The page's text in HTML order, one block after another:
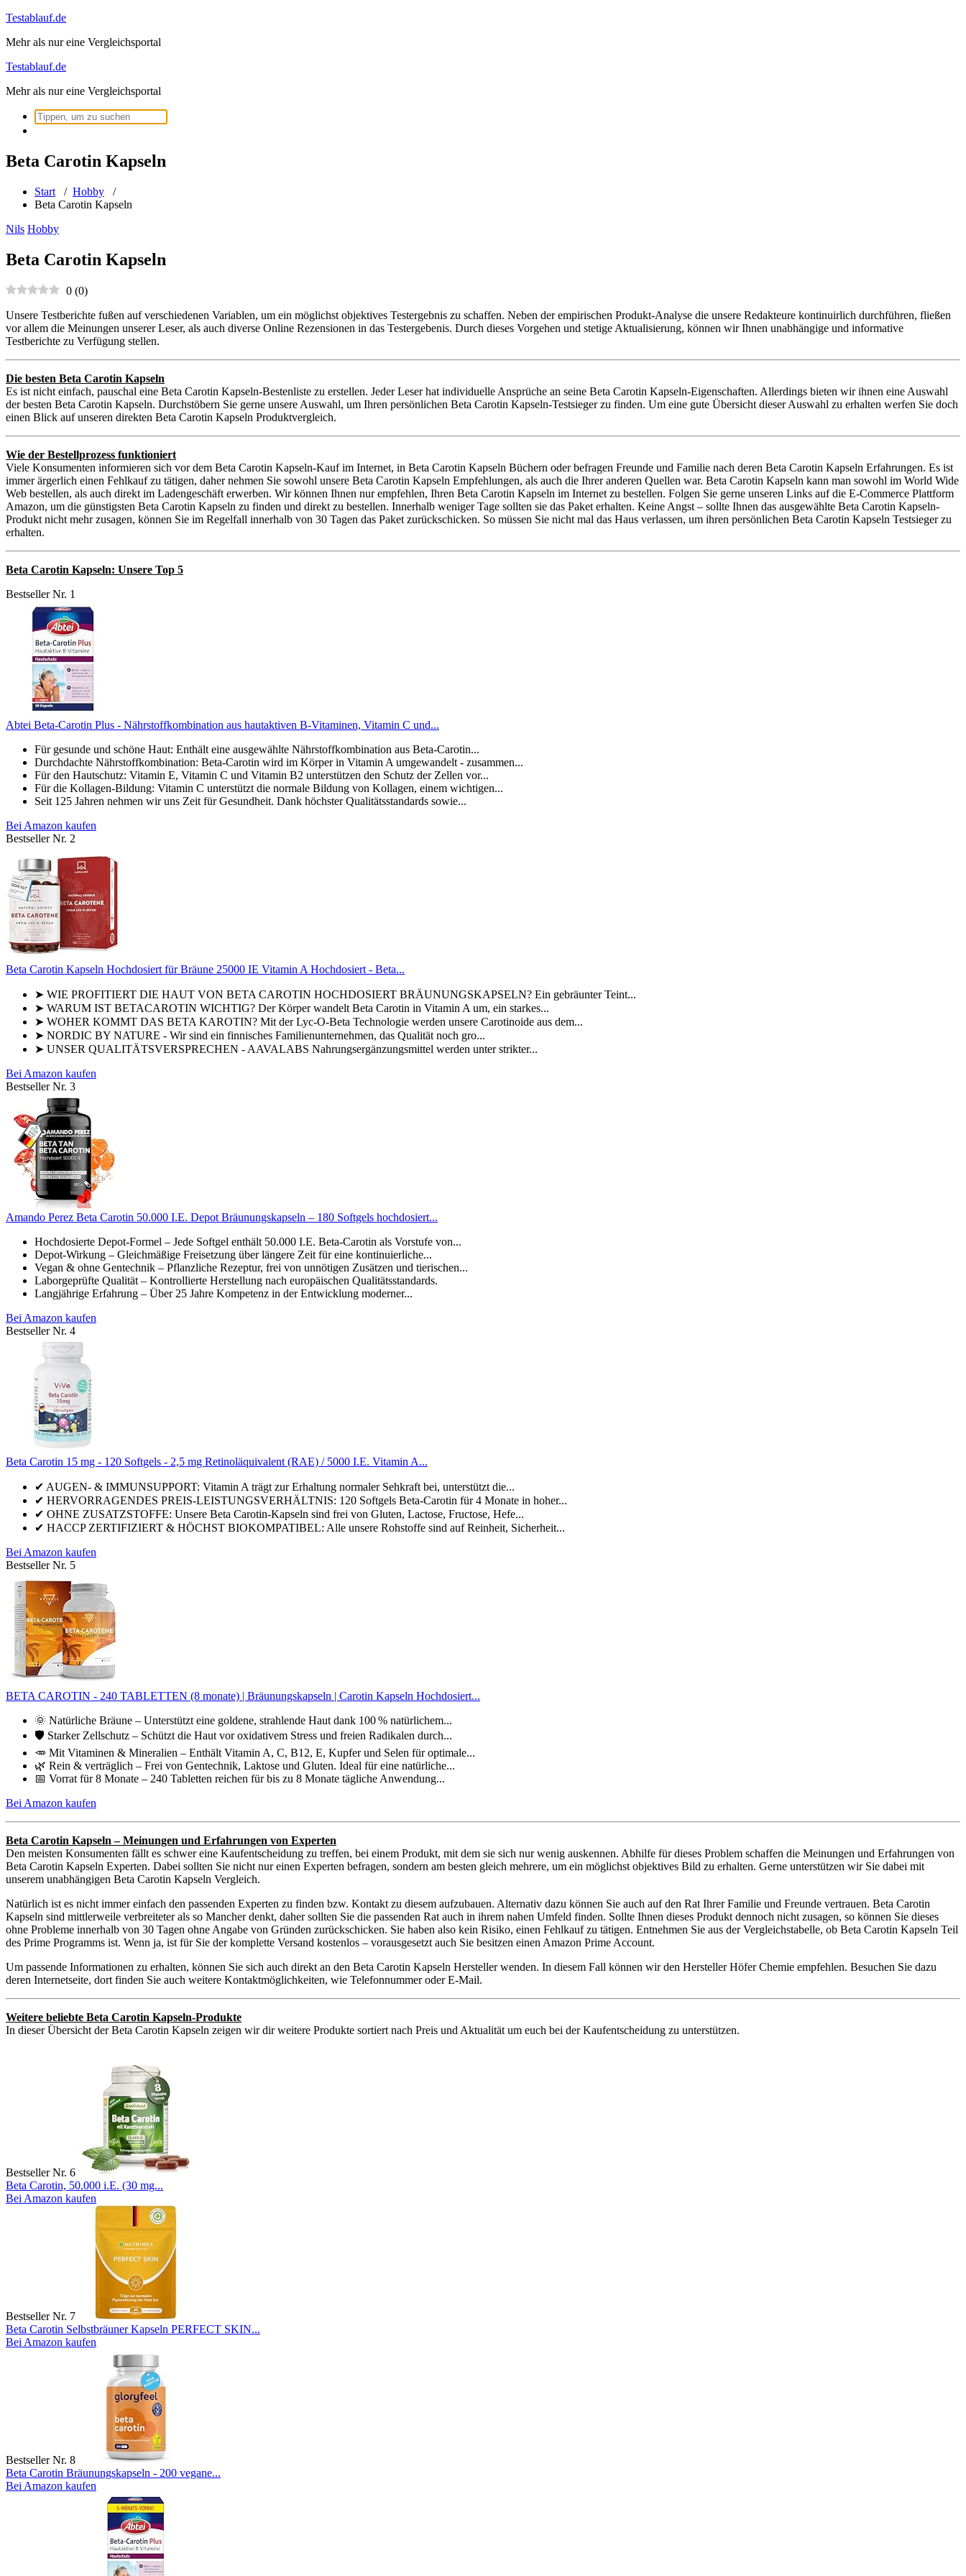
Zum
springen
Testablauf.de
Mehr als nur eine Vergleichsportal
Testablauf.de
Mehr als nur eine Vergleichsportal
Suchen
nach:
Beta Carotin Kapseln
Start / Hobby /
Beta Carotin Kapseln
Nils Hobby
Beta Carotin Kapseln
0 (0)
Unsere Testberichte fußen auf verschiedenen Variablen, um ein möglichst objektives Testergebnis zu schaffen. Neben der empirischen Produkt-Analyse die unsere Redakteure kontinuirlich durchführen, fließen
vor allem die Meinungen unserer Leser, als auch diverse Online Rezensionen in das Testergebenis. Durch dieses Vorgehen und stetige Aktualisierung, können wir Ihnen unabhängige und informative
Testberichte zu Verfügung stellen.
Die besten Beta Carotin Kapseln
Es ist nicht einfach, pauschal eine Beta Carotin Kapseln-Bestenliste zu erstellen. Jeder Leser hat individuelle Ansprüche an seine Beta Carotin Kapseln-Eigenschaften. Allerdings bieten wir ihnen eine Auswahl
der besten Beta Carotin Kapseln. Durchstöbern Sie gerne unsere Auswahl, um Ihren persönlichen Beta Carotin Kapseln-Testsieger zu finden. Um eine gute Übersicht dieser Auswahl zu erhalten werfen Sie doch
einen Blick auf unseren direkten Beta Carotin Kapseln Produktvergleich.
Wie der Bestellprozess funktioniert
Viele Konsumenten informieren sich vor dem Beta Carotin Kapseln-Kauf im Internet, in Beta Carotin Kapseln Büchern oder befragen Freunde und Familie nach deren Beta Carotin Kapseln Erfahrungen. Es ist
immer ärgerlich einen Fehlkauf zu tätigen, daher nehmen Sie sowohl unsere Beta Carotin Kapseln Empfehlungen, als auch die Ihrer anderen Quellen war. Beta Carotin Kapseln kann man sowohl im World Wide
Web bestellen, als auch direkt im Ladengeschäft erwerben. Wir können Ihnen nur empfehlen, Ihren Beta Carotin Kapseln im Internet zu bestellen. Folgen Sie gerne unseren Links auf die E-Commerce Plattform
Amazon, um die günstigsten Beta Carotin Kapseln zu finden und direkt zu bestellen. Innerhalb weniger Tage sollten sie das Paket erhalten. Keine Angst – sollte Ihnen das ausgewählte Beta Carotin Kapseln-
Produkt nicht mehr zusagen, können Sie im Regelfall innerhalb von 30 Tagen das Paket zurückschicken. So müssen Sie nicht mal das Haus verlassen, um ihren persönlichen Beta Carotin Kapseln Testsieger zu
erhalten.
Beta Carotin Kapseln: Unsere Top 5
Bestseller Nr. 1
Abtei Beta-Carotin Plus - Nährstoffkombination aus hautaktiven B-Vitaminen, Vitamin C und...
Für gesunde und schöne Haut: Enthält eine ausgewählte Nährstoffkombination aus Beta-Carotin...
Durchdachte Nährstoffkombination: Beta-Carotin wird im Körper in Vitamin A umgewandelt - zusammen...
Für den Hautschutz: Vitamin E, Vitamin C und Vitamin B2 unterstützen den Schutz der Zellen vor...
Für die Kollagen-Bildung: Vitamin C unterstützt die normale Bildung von Kollagen, einem wichtigen...
Seit 125 Jahren nehmen wir uns Zeit für Gesundheit. Dank höchster Qualitätsstandards sowie...
Bei Amazon kaufen
Bestseller Nr. 2
Beta Carotin Kapseln Hochdosiert für Bräune 25000 IE Vitamin A Hochdosiert - Beta...
➤ WIE PROFITIERT DIE HAUT VON BETA CAROTIN HOCHDOSIERT BRӒUNUNGSKAPSELN? Ein gebräunter Teint...
➤ WARUM IST BETACAROTIN WICHTIG? Der Körper wandelt Beta Carotin in Vitamin A um, ein starkes...
➤ WOHER KOMMT DAS BETA KAROTIN? Mit der Lyc-O-Beta Technologie werden unsere Carotinoide aus dem...
➤ NORDIC BY NATURE - Wir sind ein finnisches Familienunternehmen, das Qualität noch gro...
➤ UNSER QUALITÄTSVERSPRECHEN - AAVALABS Nahrungsergänzungsmittel werden unter strikter...
Bei Amazon kaufen
Bestseller Nr. 3
Amando Perez Beta Carotin 50.000 I.E. Depot Bräunungskapseln – 180 Softgels hochdosiert...
Hochdosierte Depot-Formel – Jede Softgel enthält 50.000 I.E. Beta-Carotin als Vorstufe von...
Depot-Wirkung – Gleichmäßige Freisetzung über längere Zeit für eine kontinuierliche...
Vegan & ohne Gentechnik – Pflanzliche Rezeptur, frei von unnötigen Zusätzen und tierischen...
Laborgeprüfte Qualität – Kontrollierte Herstellung nach europäischen Qualitätsstandards.
Langjährige Erfahrung – Über 25 Jahre Kompetenz in der Entwicklung moderner...
Bei Amazon kaufen
Bestseller Nr. 4
Beta Carotin 15 mg - 120 Softgels - 2,5 mg Retinoläquivalent (RAE) / 5000 I.E. Vitamin A...
✔ AUGEN- & IMMUNSUPPORT: Vitamin A trägt zur Erhaltung normaler Sehkraft bei, unterstützt die...
✔ HERVORRAGENDES PREIS-LEISTUNGSVERHÄLTNIS: 120 Softgels Beta-Carotin für 4 Monate in hoher...
✔ OHNE ZUSATZSTOFFE: Unsere Beta Carotin-Kapseln sind frei von Gluten, Lactose, Fructose, Hefe...
✔ HACCP ZERTIFIZIERT & HÖCHST BIOKOMPATIBEL: Alle unsere Rohstoffe sind auf Reinheit, Sicherheit...
Bei Amazon kaufen
Bestseller Nr. 5
BETA CAROTIN - 240 TABLETTEN (8 monate) | Bräunungskapseln | Carotin Kapseln Hochdosiert...
🌞 Natürliche Bräune – Unterstützt eine goldene, strahlende Haut dank 100 % natürlichem...
🛡️ Starker Zellschutz – Schützt die Haut vor oxidativem Stress und freien Radikalen durch...
🥕 Mit Vitaminen & Mineralien – Enthält Vitamin A, C, B12, E, Kupfer und Selen für optimale...
🌿 Rein & verträglich – Frei von Gentechnik, Laktose und Gluten. Ideal für eine natürliche...
📅 Vorrat für 8 Monate – 240 Tabletten reichen für bis zu 8 Monate tägliche Anwendung...
Bei Amazon kaufen
Beta Carotin Kapseln – Meinungen und Erfahrungen von Experten
Den meisten Konsumenten fällt es schwer eine Kaufentscheidung zu treffen, bei einem Produkt, mit dem sie sich nur wenig auskennen. Abhilfe für dieses Problem schaffen die Meinungen und Erfahrungen von
Beta Carotin Kapseln Experten. Dabei sollten Sie nicht nur einen Experten befragen, sondern am besten gleich mehrere, um ein möglichst objektives Bild zu erhalten. Gerne unterstützen wir Sie dabei mit
unserem unabhängigen Beta Carotin Kapseln Vergleich.
Natürlich ist es nicht immer einfach den passenden Experten zu finden bzw. Kontakt zu diesem aufzubauen. Alternativ dazu können Sie auch auf den Rat Ihrer Familie und Freunde vertrauen. Beta Carotin
Kapseln sind mittlerweile verbreiteter als so Mancher denkt, daher sollten Sie die passenden Rat auch in ihrem nahen Umfeld finden. Sollte Ihnen dieses Produkt dennoch nicht zusagen, so können Sie dieses
ohne Probleme innerhalb von 30 Tagen ohne Angabe von Gründen zurückschicken. Sie haben also kein Risiko, einen Fehlkauf zu tätigen. Entnehmen Sie aus der Vergleichstabelle, ob Beta Carotin Kapseln Teil
des Prime Programms ist. Wenn ja, ist für Sie der komplette Versand kostenlos – vorausgesetzt auch Sie besitzen einen Amazon Prime Account.
Um passende Informationen zu erhalten, können Sie sich auch direkt an den Beta Carotin Kapseln Hersteller wenden. In diesem Fall können wir den Hersteller Höfer Chemie empfehlen. Besuchen Sie dazu
deren Internetseite, dort finden Sie auch weitere Kontaktmöglichkeiten, wie Telefonnummer oder E-Mail.
Weitere beliebte Beta Carotin Kapseln-Produkte
In dieser Übersicht der Beta Carotin Kapseln zeigen wir dir weitere Produkte sortiert nach Preis und Aktualität um euch bei der Kaufentscheidung zu unterstützen.
Bestseller Nr. 6
Beta Carotin, 50.000 i.E. (30 mg...
Bei Amazon kaufen
Bestseller Nr. 7
Beta Carotin Selbstbräuner Kapseln PERFECT SKIN...
Bei Amazon kaufen
Bestseller Nr. 8
Beta Carotin Bräunungskapseln - 200 vegane...
Bei Amazon kaufen